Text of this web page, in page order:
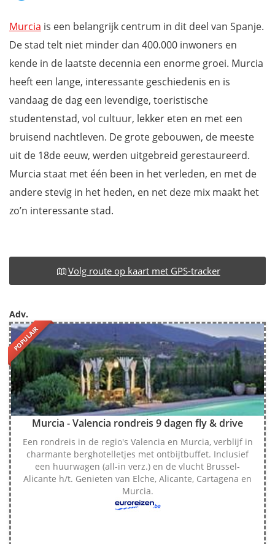
Murcia is een belangrijk centrum in dit deel van Spanje.
De stad telt niet minder dan 400.000 inwoners en
kende in de laatste decennia een enorme groei. Murcia
heeft een lange, interessante geschiedenis en is
vandaag de dag een levendige, toeristische
studentenstad, vol cultuur, lekker eten en met een
bruisend nachtleven. De grote gebouwen, de meeste
uit de 18de eeuw, werden uitgebreid gerestaureerd.
Murcia staat met één been in het verleden, en met de
andere stevig in het heden, en net deze mix maakt het
zo’n interessante stad.
Volg route op kaart met GPS-tracker
Adv.
POPULAIR
Murcia - Valencia rondreis 9 dagen fly & drive
Een rondreis in de regio's Valencia en Murcia, verblijf in
charmante berghotelletjes met ontbijtbuffet. Inclusief
een huurwagen (all-in verz.) en de vlucht Brussel-
Alicante h/t. Genieten van Elche, Alicante, Cartagena en
Murcia.